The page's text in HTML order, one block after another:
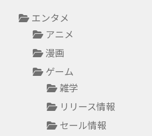
エンタメ
アニメ
漫画
ゲーム
雑学
リリース情報
セール情報